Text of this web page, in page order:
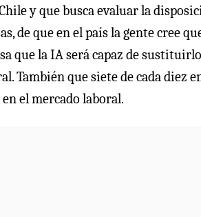
y que busca evaluar la
de que en el país la gente cree
que la IA será capaz de
También que siete de cada diez
el mercado laboral.